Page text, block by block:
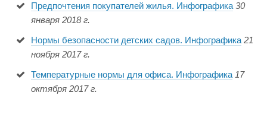
Предпочтения покупателей жилья. Инфографика 30
января 2018 г.
Нормы безопасности детских садов. Инфографика 21
ноября 2017 г.
Температурные нормы для офиса. Инфографика 17
октября 2017 г.